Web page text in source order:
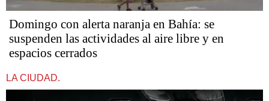
Domingo con alerta naranja en Bahía: se
suspenden las actividades al aire libre y en
espacios cerrados
LA CIUDAD.